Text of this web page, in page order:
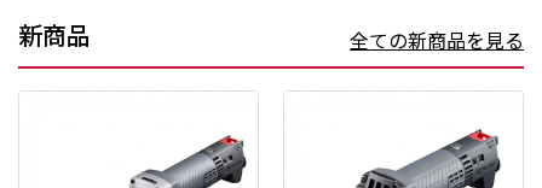
新商品 全ての新商品を見る